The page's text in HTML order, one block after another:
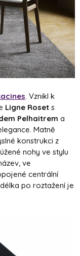
. Vznikl k
Ligne Roset s
Pelhaitrem a
Matně
konstrukci z
nohy ve stylu
ve
centrální
po roztažení je